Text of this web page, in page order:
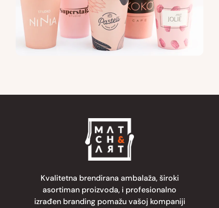
Kvalitetna brendirana ambalaža, široki
asortiman proizvoda, i profesionalno
izrađen branding pomažu vašoj kompaniji